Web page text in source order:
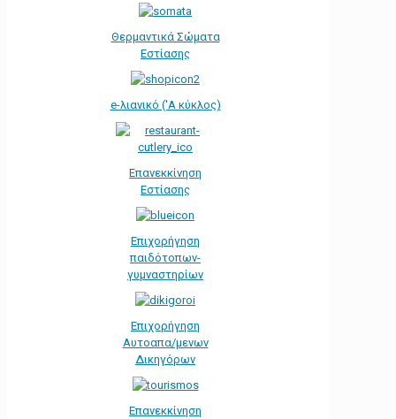
Θερμαντικά Σώματα
Εστίασης
e-λιανικό ('Α κύκλος)
Επανεκκίνηση
Εστίασης
Επιχορήγηση
παιδότοπων-
γυμναστηρίων
Επιχορήγηση
Αυτοαπα/μενων
Δικηγόρων
Επανεκκίνηση